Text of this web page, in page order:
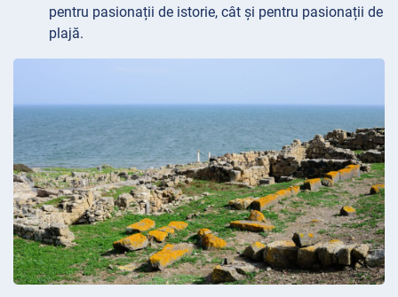
pentru pasionații de istorie, cât și pentru pasionații de
plajă.